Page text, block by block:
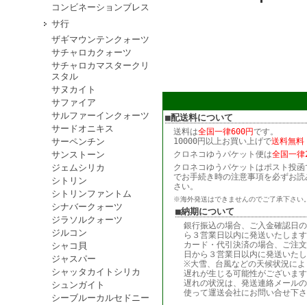
コンビネーションブレス
サ行
ザギマウンテンクォーツ
サチャロカクォーツ
サチャロカマスタークリ
スタル
サヌカイト
サファイア
サルファーインクォーツ
サードオニキス
サーペンチン
サンストーン
ジェムシリカ
シトリン
シトリンファントム
シナバークォーツ
ジラソルクォーツ
ジルコン
シャコ貝
ジャスパー
シャッタカイトシリカ
シュンガイト
シーブルーカルセドニー
■配送料について
送料は全国一律600円です。
10000円以上お買い上げで送料無料
クロネコゆうパケット便は全国一律
クロネコゆうパケットはポスト投
でお手続き時の注意事項を必ずお
さい。
※海外発送はできませんのでご了承下さい
■納期について
銀行振込の場合、ご入金確認日
ら３営業日以内に発送いたしま
カード・代引決済の場合、ご注
日から３営業日以内に発送いた
※大雪、台風などの天候状況に
遅れが生じる可能性がございま
遅れの状況は、発送連絡メール
使って運送会社にお問い合せ下